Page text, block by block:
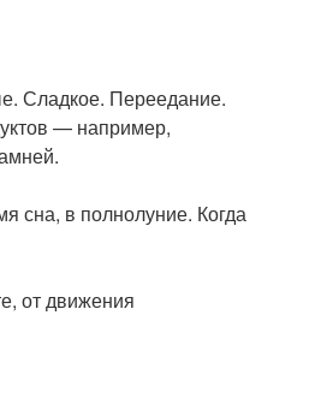
Сладкое. Переедание.
— например,
сна, в полнолуние. Когда
от движения